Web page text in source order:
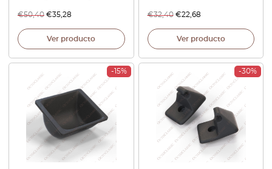
€50,40 €35,28
Ver producto
€32,40 €22,68
Ver producto
-15% -30%